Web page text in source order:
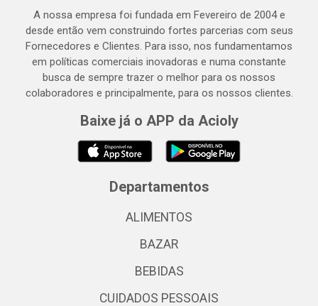
A nossa empresa foi fundada em Fevereiro de 2004 e
desde então vem construindo fortes parcerias com seus
Fornecedores e Clientes. Para isso, nos fundamentamos
em políticas comerciais inovadoras e numa constante
busca de sempre trazer o melhor para os nossos
colaboradores e principalmente, para os nossos clientes.
Baixe já o APP da Acioly
Departamentos
ALIMENTOS
BAZAR
BEBIDAS
CUIDADOS PESSOAIS